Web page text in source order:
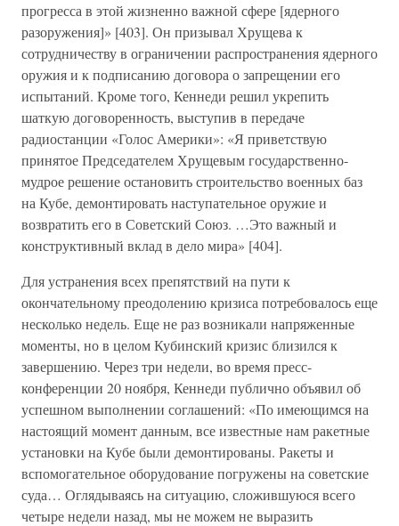
прогресса в этой жизненно важной сфере [ядерного
разоружения]» [403]. Он призывал Хрущева к
сотрудничеству в ограничении распространения ядерного
оружия и к подписанию договора о запрещении его
испытаний. Кроме того, Кеннеди решил укрепить
шаткую договоренность, выступив в передаче
радиостанции «Голос Америки»: «Я приветствую
принятое Председателем Хрущевым государственно-
мудрое решение остановить строительство военных баз
на Кубе, демонтировать наступательное оружие и
возвратить его в Советский Союз. …Это важный и
конструктивный вклад в дело мира» [404].
Для устранения всех препятствий на пути к
окончательному преодолению кризиса потребовалось еще
несколько недель. Еще не раз возникали напряженные
моменты, но в целом Кубинский кризис близился к
завершению. Через три недели, во время пресс-
конференции 20 ноября, Кеннеди публично объявил об
успешном выполнении соглашений: «По имеющимся на
настоящий момент данным, все известные нам ракетные
установки на Кубе были демонтированы. Ракеты и
вспомогательное оборудование погружены на советские
суда… Оглядываясь на ситуацию, сложившуюся всего
четыре недели назад, мы не можем не выразить